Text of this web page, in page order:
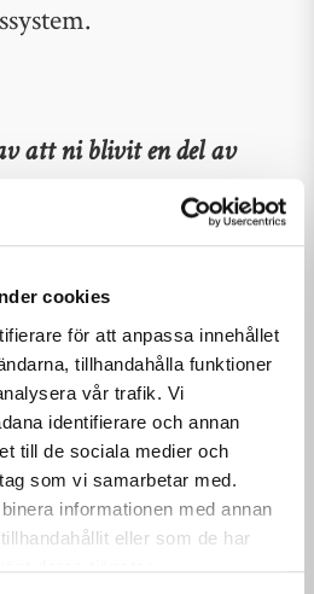
cookies
för att anpassa innehållet
tillhandahålla funktioner
vår trafik. Vi
identifierare och annan
till de sociala medier och
som vi samarbetar med.
informationen med annan
eller som de har
att ni blivit en del av
administrativa
i vår dagliga
det mest en
vara en del av
hoppas och tror att
utveckla något stort